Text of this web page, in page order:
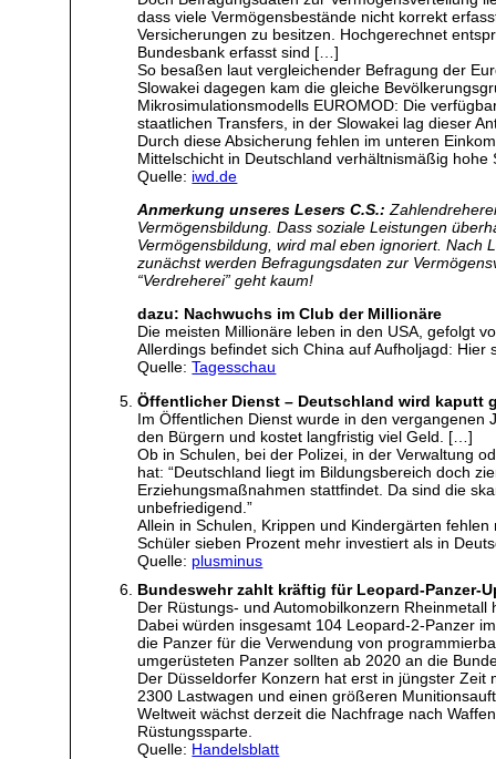
dass viele Vermögensbestände nicht korrekt
Versicherungen zu besitzen. Hochgerechnet
Bundesbank erfasst sind […]
So besaßen laut vergleichender Befragung der
Slowakei dagegen kam die gleiche
Mikrosimulationsmodells EUROMOD: Die
staatlichen Transfers, in der Slowakei lag dieser
Durch diese Absicherung fehlen im unteren
Mittelschicht in Deutschland verhältnismäßig
Quelle: iwd.de
Anmerkung unseres Lesers C.S.:
Vermögensbildung. Dass soziale Leistungen
Vermögensbildung, wird mal eben ignoriert. Nach
zunächst werden Befragungsdaten zur
“Verdreherei” geht kaum!
dazu: Nachwuchs im Club der Millionäre
Die meisten Millionäre leben in den USA, gefolgt
Allerdings befindet sich China auf Aufholjagd:
Quelle:Tagesschau
Öffentlicher Dienst – Deutschland wird kaputt
Im Öffentlichen Dienst wurde in den
den Bürgern und kostet langfristig viel Geld. […]
Ob in Schulen, bei der Polizei, in der Verwaltung
hat: “Deutschland liegt im Bildungsbereich doch
Erziehungsmaßnahmen stattfindet. Da sind die
unbefriedigend.”
Allein in Schulen, Krippen und Kindergärten
Schüler sieben Prozent mehr investiert als in
Quelle: plusminus
Bundeswehr zahlt kräftig für Leopard-Panzer-
Der Rüstungs- und Automobilkonzern
Dabei würden insgesamt 104 Leopard-2-Panzer
die Panzer für die Verwendung von
umgerüsteten Panzer sollten ab 2020 an die
Der Düsseldorfer Konzern hat erst in jüngster
2300 Lastwagen und einen größeren
Weltweit wächst derzeit die Nachfrage nach
Rüstungssparte.
Quelle: Handelsblatt